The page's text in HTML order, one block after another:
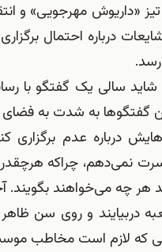
«داریوش مهرجویی» و
درباره احتمال
سالی یک گفتگو با
گفتگوها به شدت به
درباره عدم
نمی‌دهم، چراکه
هر چه می‌خواهند
دربیایند و روی سن
که لازم است مخاطب